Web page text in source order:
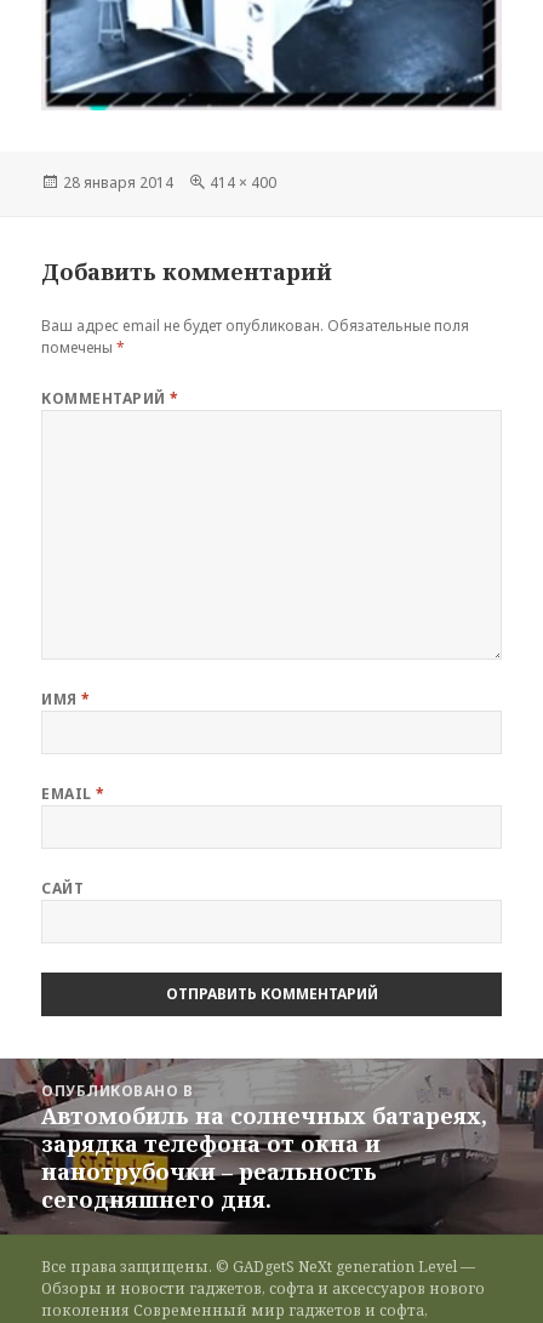
Опубликовано
28 января 2014
Полный
414 × 400
Добавить комментарий
Ваш адрес email не будет опубликован. Обязательные поля
помечены*
КОММЕНТАРИЙ*
ИМЯ*
EMAIL*
САЙТ
Навигация
по
записям
ОПУБЛИКОВАНО В
Автомобиль на солнечных батареях,
зарядка телефона от окна и
нанотрубочки – реальность
сегодняшнего дня.
Все права защищены. © GADgetS NeXt generation Level —
Обзоры и новости гаджетов, софта и аксессуаров нового
поколения Современный мир гаджетов и софта,